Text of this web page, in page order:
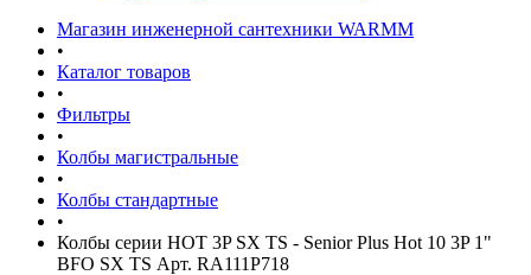
Магазин инженерной сантехники WARMM
•
Каталог товаров
•
Фильтры
•
Колбы магистральные
•
Колбы стандартные
•
Колбы серии HOT 3P SX TS - Senior Plus Hot 10 3P 1"
BFO SX TS Арт. RA111P718